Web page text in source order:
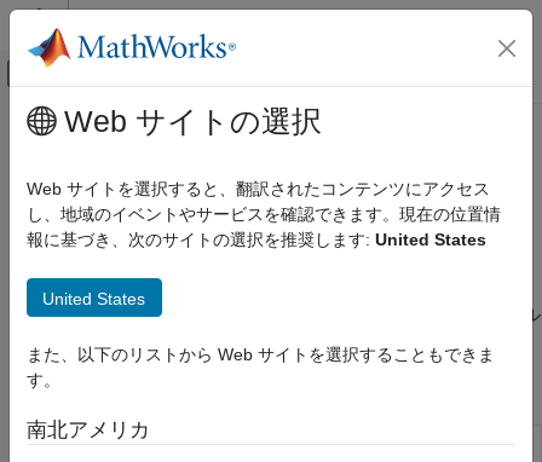
コンテンツへスキップ
オフキャンバス ナビゲーション メ
ドキュメンテーションのホーム
Deep Learning Toolbox
深層ニューラル ネットワークの学習
カテゴリ
組み込み学習
自動微分を使用したカスタム学習
調整
並列とクラウド
メインコンテンツ
組み込み学習
組み込み学習関数を使用した深層学習ネットワークの学習
ネットワーク アーキテクチャを定義した後、関数
その後、関数
とができます。学習済みネットワークを使用して、クラス ラベル
アプリ
時系列モデ
Train models for time series prediction
Web サイトの選択
Web サイトを選択すると、翻訳されたコンテンツにアクセス
し、地域のイベントやサービスを確認できます。現在の位置情
報に基づき、次のサイトの選択を推奨します: United States
United States
また、以下のリストから Web サイトを選択することもできま
す。
南北アメリカ